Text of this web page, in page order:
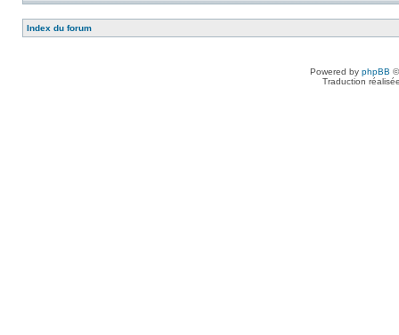
Index du forum
Powered by phpBB
Traduction